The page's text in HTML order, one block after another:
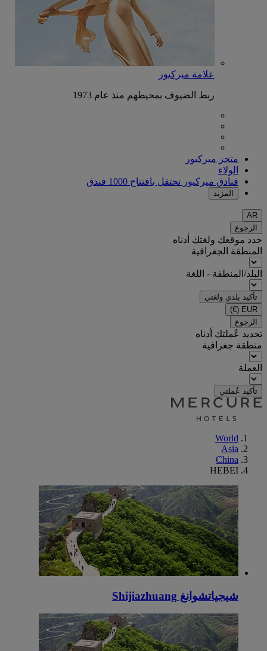
علامة ميركيور
ربط الضيوف بمحيطهم منذ عام 1973
متجر ميركيور
الولاء
فنادق ميركيور تحتفل بافتتاح 1000 فندق
المزيد
AR
الرجوع
حدد موقعك ولغتك أدناه
المنطقة الجغرافية
البلد/المنطقة - اللغة
تأكيد بلدي ولغتي
EUR
(€)
الرجوع
تحديد عُملتك أدناه
منطقة جغرافية
العملة
تأكيد عُملتي
World
Asia
China
HEBEI
شيجياتشوانغ Shijiazhuang